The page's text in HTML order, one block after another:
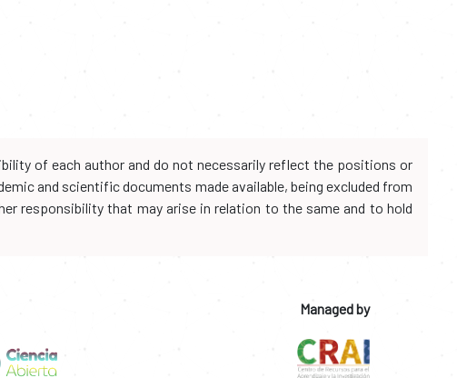
of each author and do not necessarily reflect the positions or
and scientific documents made available, being excluded from
responsibility that may arise in relation to the same and to hold
Managed by